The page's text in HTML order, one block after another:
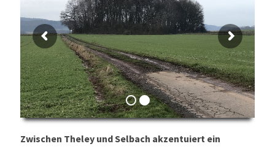
Zwischen Theley und Selbach akzentuiert ein